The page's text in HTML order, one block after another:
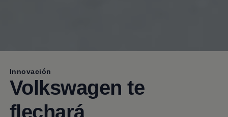
Innovación
Volkswagen te
flechará